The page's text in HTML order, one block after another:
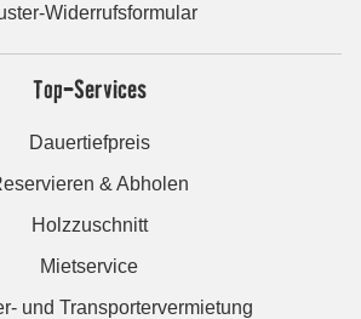
Widerrufsformular
Top-Services
Dauertiefpreis
& Abholen
Holzzuschnitt
Mietservice
und Transportervermietung